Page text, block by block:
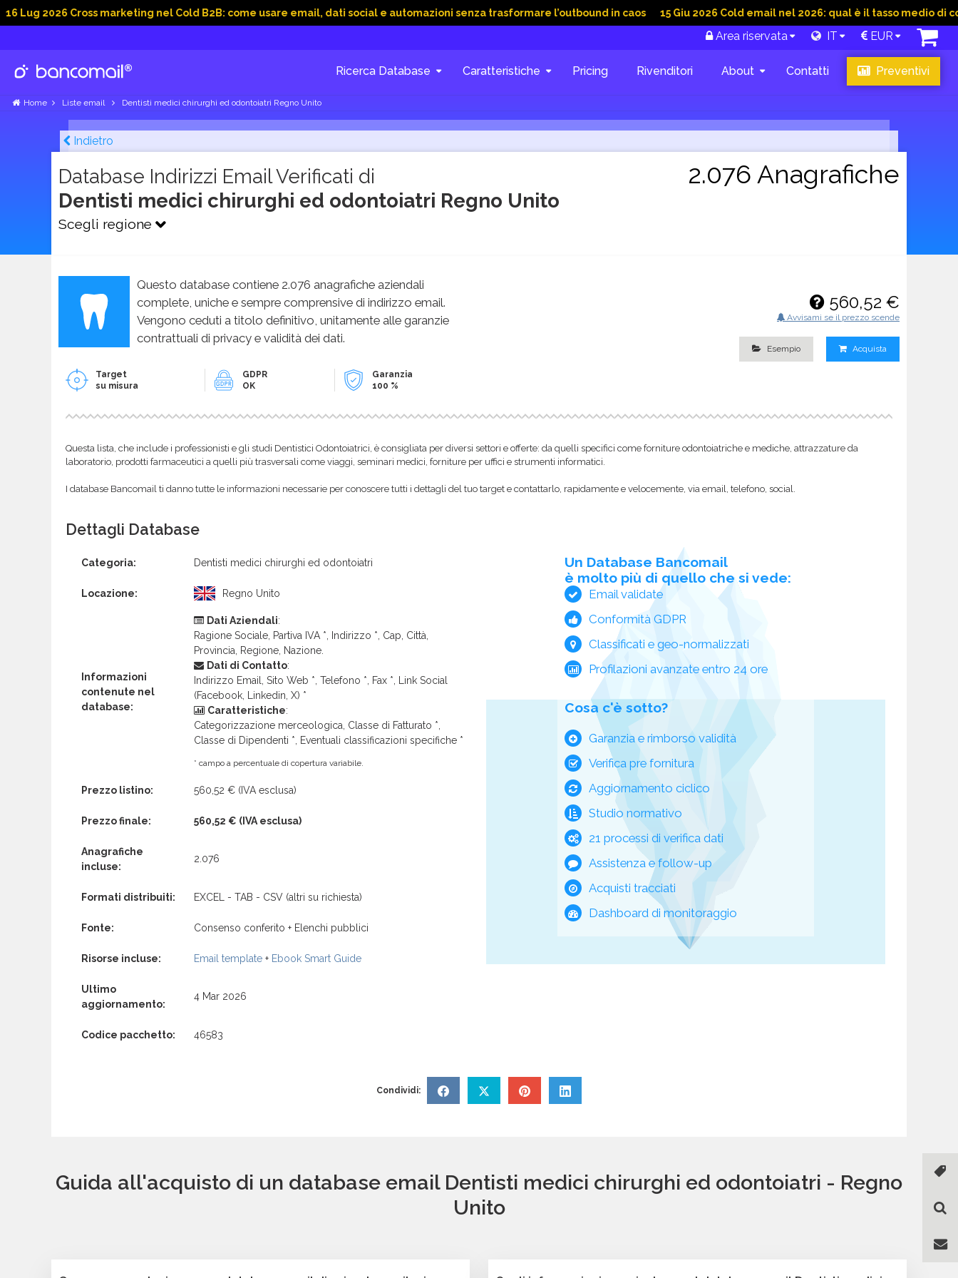
2026 Cross marketing nel Cold B2B: come usare email, dati social e automazioni senza trasformare l’outbound in caos 15 Giu 2026 Cold email nel 2026: qual è il tasso medio di
Area riservata IT EUR
Ricerca Database Caratteristiche Pricing Rivenditori About Contatti Preventivi
Home Liste email Dentisti medici chirurghi ed odontoiatri Regno Unito
Indietro
Database Indirizzi Email Verificati di
Dentisti medici chirurghi ed odontoiatri Regno Unito
Scegli regione
2.076 Anagrafiche
Questo database contiene 2.076 anagrafiche aziendali
complete, uniche e sempre comprensive di indirizzo email.
Vengono ceduti a titolo definitivo, unitamente alle garanzie
contrattuali di privacy e validità dei dati.
Target
su misura
GDPR
OK
Garanzia
100 %
560,52 €
Avvisami se il prezzo scende
Esempio Acquista
Questa lista, che include i professionisti e gli studi Dentistici Odontoiatrici, è consigliata per diversi settori e offerte: da quelli specifici come forniture odontoiatriche e mediche, attrazzature da
laboratorio, prodotti farmaceutici a quelli più trasversali come viaggi, seminari medici, forniture per uffici e strumenti informatici.
I database Bancomail ti danno tutte le informazioni necessarie per conoscere tutti i dettagli del tuo target e contattarlo, rapidamente e velocemente, via email, telefono, social.
Dettagli Database
Categoria: Dentisti medici chirurghi ed odontoiatri
Locazione: Regno Unito
Informazioni
contenute nel
database:
Dati Aziendali:
Ragione Sociale, Partiva IVA *, Indirizzo *, Cap, Città,
Provincia, Regione, Nazione.
Dati di Contatto:
Indirizzo Email, Sito Web *, Telefono *, Fax *, Link Social
(Facebook, Linkedin, X) *
Caratteristiche:
Categorizzazione merceologica, Classe di Fatturato *,
Classe di Dipendenti *, Eventuali classificazioni specifiche *
* campo a percentuale di copertura variabile.
Prezzo listino: 560,52 € (IVA esclusa)
Prezzo finale: 560,52 € (IVA esclusa)
Anagrafiche
incluse:
2.076
Formati distribuiti: EXCEL - TAB - CSV (altri su richiesta)
Fonte: Consenso conferito + Elenchi pubblici
Risorse incluse: Email template + Ebook Smart Guide
Ultimo
aggiornamento:
4 Mar 2026
Codice pacchetto: 46583
Un Database Bancomail
è molto più di quello che si vede:
Email validate
Conformità GDPR
Classificati e geo-normalizzati
Profilazioni avanzate entro 24 ore
Cosa c'è sotto?
Garanzia e rimborso validità
Verifica pre fornitura
Aggiornamento ciclico
Studio normativo
21 processi di verifica dati
Assistenza e follow-up
Acquisti tracciati
Dashboard di monitoraggio
Condividi:
Guida all'acquisto di un database email Dentisti medici chirurghi ed odontoiatri - Regno
Unito